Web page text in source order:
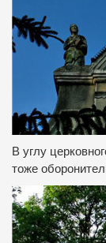
В углу
тоже